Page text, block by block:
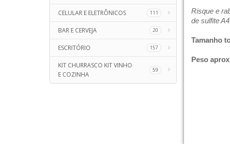
CELULAR E ELETRÔNICOS 111
BAR E CERVEJA 20
ESCRITÓRIO 157
KIT CHURRASCO KIT VINHO
E COZINHA
59
Risque e
de sulfite
Tamanho
Peso